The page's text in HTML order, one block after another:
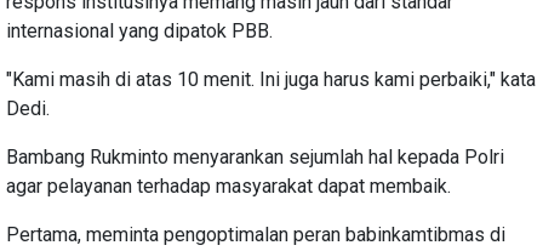
internasional yang dipatok PBB.
"Kami masih di atas 10 menit. Ini juga harus kami perbaiki," kata
Dedi.
Bambang Rukminto menyarankan sejumlah hal kepada Polri
agar pelayanan terhadap masyarakat dapat membaik.
Pertama, meminta pengoptimalan peran babinkamtibmas di